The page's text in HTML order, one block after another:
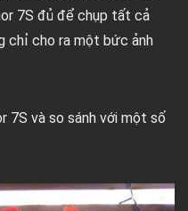
7S đủ để chụp tất cả
chỉ cho ra một bức ảnh
7S và so sánh với một số